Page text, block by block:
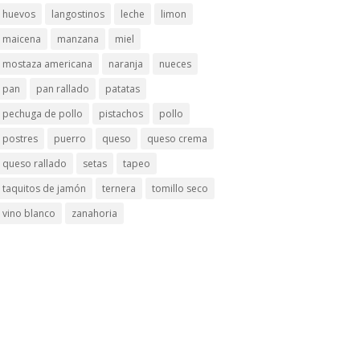
huevos langostinos leche
limon
maicena
manzana
miel
mostaza americana
naranja
nueces
pan
pan rallado
patatas
pechuga de pollo
pistachos
pollo
postres
puerro queso
queso crema
queso rallado
setas
tapeo
taquitos de jamón
ternera
tomillo seco
vino blanco
zanahoria